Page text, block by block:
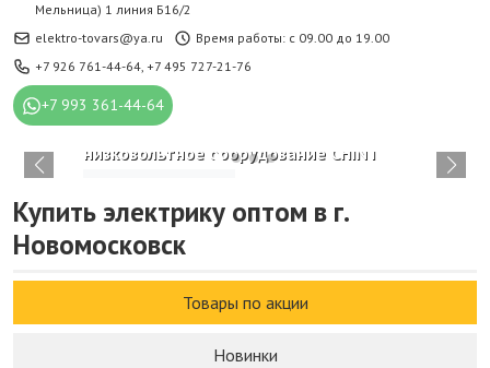
Мельница) 1 линия Б16/2
elektro-tovars@ya.ru
Время работы: с 09.00 до 19.00
+7 926 761-44-64, +7 495 727-21-76
+7 993 361-44-64
Новое поступление в каталоге:
низковольтное оборудование CHINT
Купить электрику оптом в г.
Новомосковск
Товары по акции
Новинки